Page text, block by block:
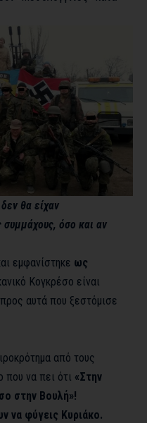
θα είχαν
συμμάχους, όσο και αν
εμφανίστηκε ως
Κογκρέσο είναι
αυτά που ξεστόμισε
από τους
που να πει ότι «Στην
στην Βουλή»!
να φύγεις Κυριάκο.